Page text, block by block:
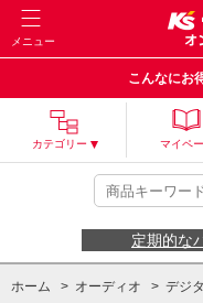
メニュー
こんなにお
カテゴリー マイペ
定期的な
ホーム > オーディオ > デジ